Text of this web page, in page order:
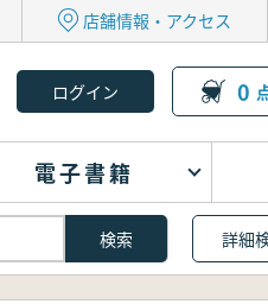
店舗情報・アクセス
0
電子書籍
詳細